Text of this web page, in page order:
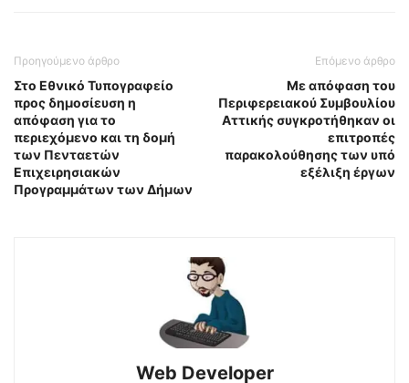
Προηγούμενο άρθρο
Στο Εθνικό Τυπογραφείο
προς δημοσίευση η
απόφαση για το
περιεχόμενο και τη δομή
των Πενταετών
Επιχειρησιακών
Προγραμμάτων των Δήμων
Επόμενο άρθρο
Με απόφαση του
Περιφερειακού Συμβουλίου
Αττικής συγκροτήθηκαν οι
επιτροπές
παρακολούθησης των υπό
εξέλιξη έργων
Web Developer